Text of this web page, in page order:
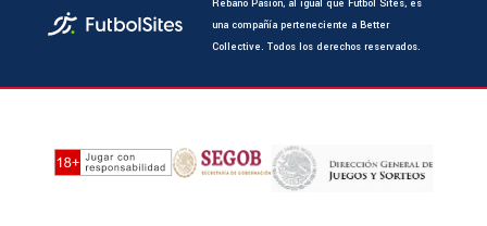
Rebaño Pasión, al igual que Futbol Sites, es
una compañía perteneciente a Better
Collective. Todos los derechos reservados.